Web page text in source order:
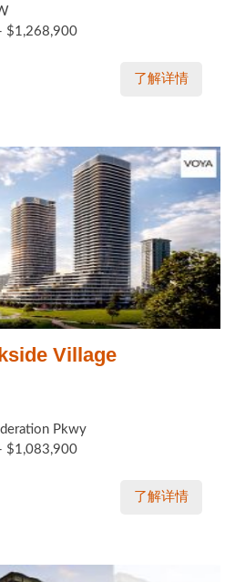
$1,268,900
了解详情
Village
Pkwy
$1,083,900
了解详情